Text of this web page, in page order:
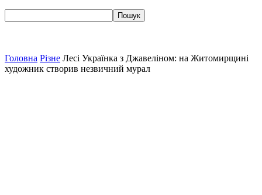
Головна Різне Лесі Українка з Джавеліном: на Житомирщині
художник створив незвичний мурал